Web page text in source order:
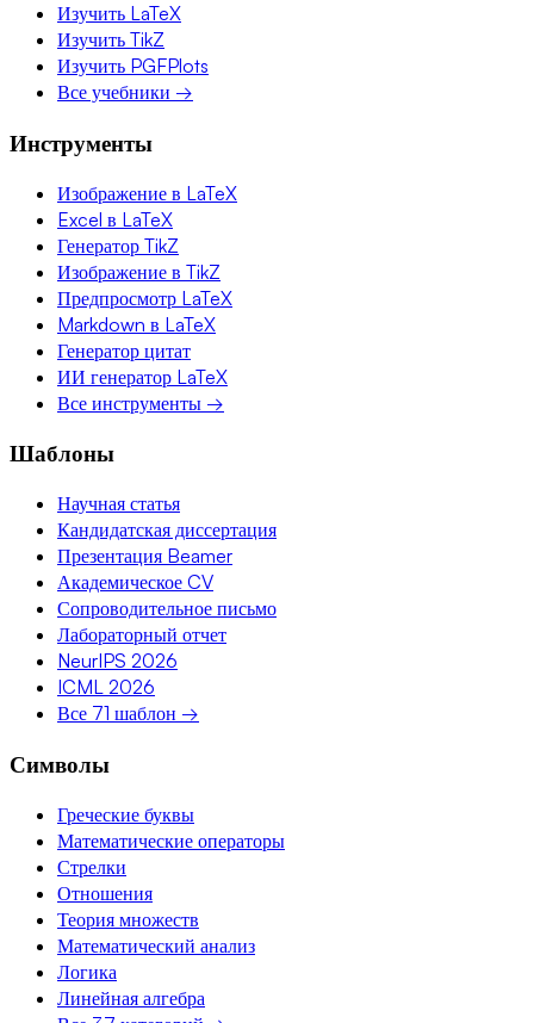
Изучить LaTeX
Изучить TikZ
Изучить PGFPlots
Все учебники →
Инструменты
Изображение в LaTeX
Excel в LaTeX
Генератор TikZ
Изображение в TikZ
Предпросмотр LaTeX
Markdown в LaTeX
Генератор цитат
ИИ генератор LaTeX
Все инструменты →
Шаблоны
Научная статья
Кандидатская диссертация
Презентация Beamer
Академическое CV
Сопроводительное письмо
Лабораторный отчет
NeurIPS 2026
ICML 2026
Все 71 шаблон →
Символы
Греческие буквы
Математические операторы
Стрелки
Отношения
Теория множеств
Математический анализ
Логика
Линейная алгебра